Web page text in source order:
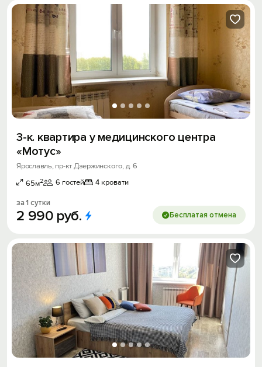
3-к. квартира у медицинского центра
«Мотус»
Ярославль, пр-кт Дзержинского, д. 6
65м2 6 гостей 4 кровати
за 1 сутки
2 990 руб. Бесплатая отмена